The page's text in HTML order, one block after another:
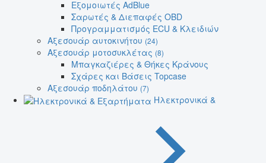
Εξομοιωτές AdBlue
Σαρωτές & Διεπαφές OBD
Προγραμματισμός ECU & Κλειδιών
Αξεσουάρ αυτοκινήτου (24)
Αξεσουάρ μοτοσυκλέτας (8)
Μπαγκαζιέρες & Θήκες Κράνους
Σχάρες και Βάσεις Topcase
Αξεσουάρ ποδηλάτου (7)
Ηλεκτρονικά &